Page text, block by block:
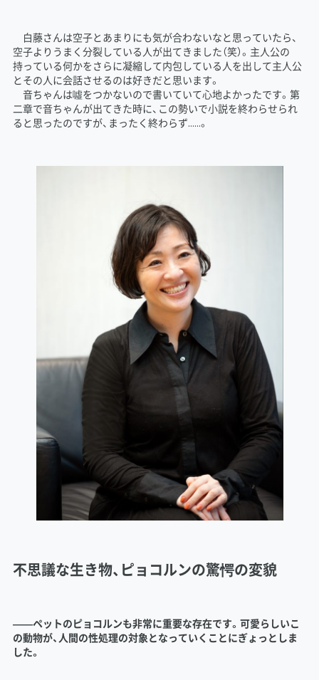
白藤さんは空子とあまりにも気が合わないなと思っていたら、
空子よりうまく分裂している人が出てきました（笑）。主人公の
持っている何かをさらに凝縮して内包している人を出して主人公
とその人に会話させるのは好きだと思います。
音ちゃんは噓をつかないので書いていて心地よかったです。第
二章で音ちゃんが出てきた時に、この勢いで小説を終わらせられ
ると思ったのですが、まったく終わらず……。
不思議な生き物、ピョコルンの驚愕の変貌
――ペットのピョコルンも非常に重要な存在です。可愛らしいこ
の動物が、人間の性処理の対象となっていくことにぎょっとしま
した。